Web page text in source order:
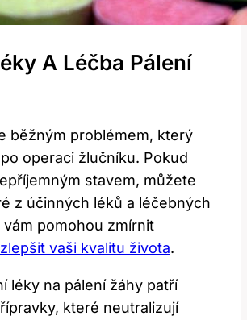
A Léčba Pálení
běžným problémem, který
operaci žlučníku. Pokud
stavem, můžete
z účinných léků a léčebných
pomohou zmírnit
zlepšit vaši kvalitu života.
léky na pálení žáhy patří
které neutralizují